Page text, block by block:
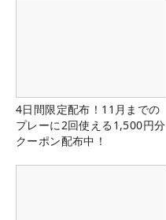
4日間限定配布！11月までの
プレーに2回使える1,500円分
クーポン配布中！